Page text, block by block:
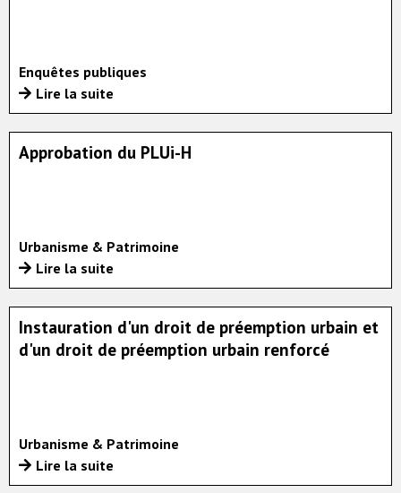
Enquêtes publiques
Lire la suite
Approbation du PLUi-H
Urbanisme & Patrimoine
Lire la suite
Instauration d'un droit de préemption urbain et
d'un droit de préemption urbain renforcé
Urbanisme & Patrimoine
Lire la suite